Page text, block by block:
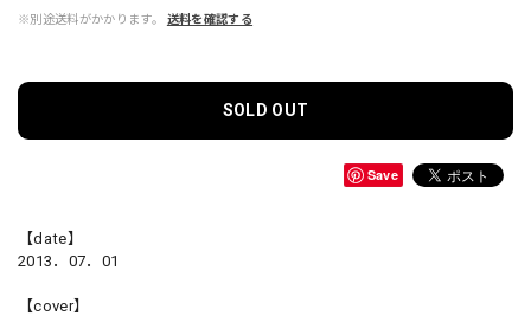
※別途送料がかかります。 送料を確認する
SOLD OUT
Save
【date】
2013．07．01
【cover】